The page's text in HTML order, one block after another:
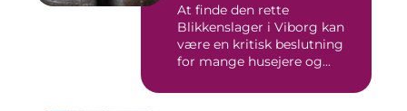
At finde den rette
Blikkenslager i Viborg kan
være en kritisk beslutning
for mange husejere og...